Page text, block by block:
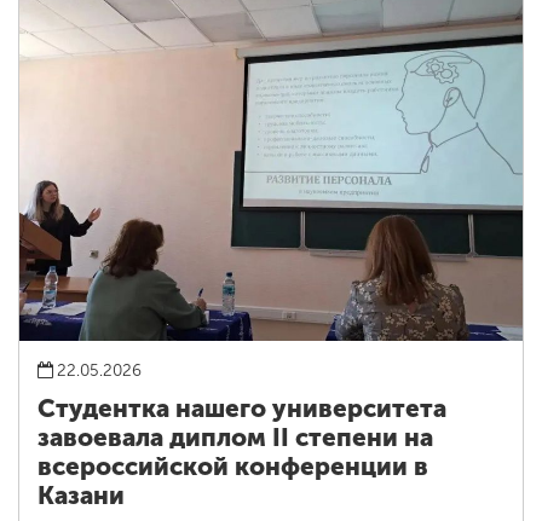
22.05.2026
Студентка нашего университета
завоевала диплом II степени на
всероссийской конференции в
Казани